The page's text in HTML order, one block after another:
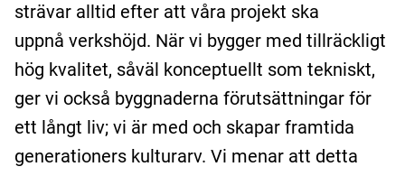
strävar alltid efter att våra projekt ska
uppnå verkshöjd. När vi bygger med tillräckligt
hög kvalitet, såväl konceptuellt som tekniskt,
ger vi också byggnaderna förutsättningar för
ett långt liv; vi är med och skapar framtida
generationers kulturarv. Vi menar att detta